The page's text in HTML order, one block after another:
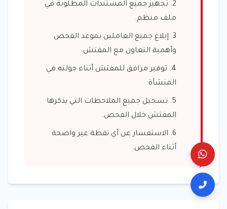
تجهيز جميع المستندات المطلوبة في
ملف منظم.
إبلاغ جميع العاملين بموعد الفحص
وأهمية التعاون مع المفتش.
توفير مرافق للمفتش أثناء جولته في
المنشأة.
تسجيل جميع الملاحظات التي يذكرها
المفتش خلال الفحص.
الاستفسار عن أي نقطة غير واضحة
أثناء الفحص.